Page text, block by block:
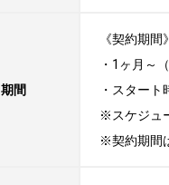
期間
《契約期間》
・1ヶ月～
・スタート
※スケジュ
※契約期間